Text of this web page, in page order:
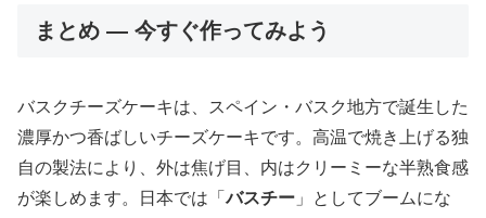
まとめ — 今すぐ作ってみよう
バスクチーズケーキは、スペイン・バスク地方で誕生した
濃厚かつ香ばしいチーズケーキです。高温で焼き上げる独
自の製法により、外は焦げ目、内はクリーミーな半熟食感
が楽しめます。日本では「バスチー 」としてブームにな